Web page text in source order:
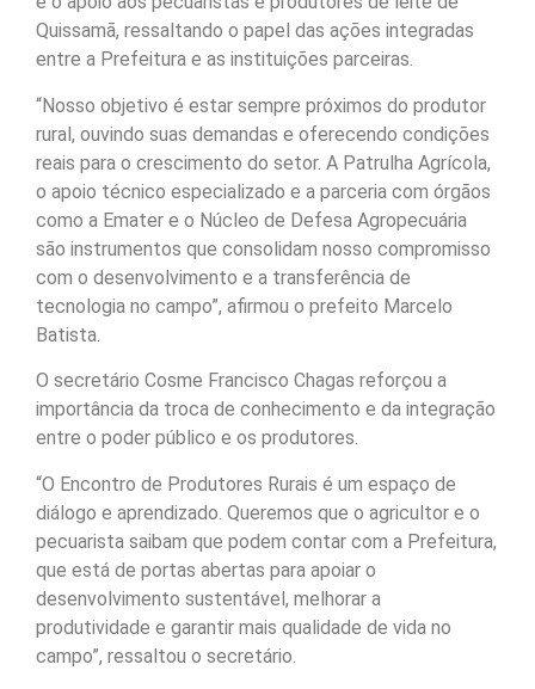
Quissamã, ressaltando o papel das ações integradas
entre a Prefeitura e as instituições parceiras.
“Nosso objetivo é estar sempre próximos do produtor
rural, ouvindo suas demandas e oferecendo condições
reais para o crescimento do setor. A Patrulha Agrícola,
o apoio técnico especializado e a parceria com órgãos
como a Emater e o Núcleo de Defesa Agropecuária
são instrumentos que consolidam nosso compromisso
com o desenvolvimento e a transferência de
tecnologia no campo”, afirmou o prefeito Marcelo
Batista.
O secretário Cosme Francisco Chagas reforçou a
importância da troca de conhecimento e da integração
entre o poder público e os produtores.
“O Encontro de Produtores Rurais é um espaço de
diálogo e aprendizado. Queremos que o agricultor e o
pecuarista saibam que podem contar com a Prefeitura,
que está de portas abertas para apoiar o
desenvolvimento sustentável, melhorar a
produtividade e garantir mais qualidade de vida no
campo”, ressaltou o secretário.